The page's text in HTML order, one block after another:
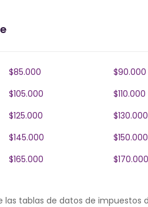
$85.000
$90.000
$105.000
$110.000
$125.000
$130.000
$145.000
$150.000
$165.000 $170.000
tablas de datos de impuestos